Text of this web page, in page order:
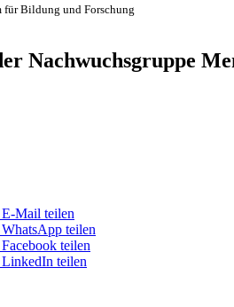
Bildung und Forschung
Nachwuchsgruppe
Mail teilen
teilen
teilen
teilen